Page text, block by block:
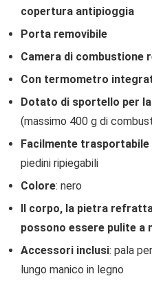
copertura antipioggia
Porta removibile
Camera di combustione
Con termometro
Dotato di sportello per
(massimo 400 g di
Facilmente
piedini ripiegabili
Colore: nero
Il corpo, la pietra
possono essere pulite a
Accessori inclusi: pala
lungo manico in legno